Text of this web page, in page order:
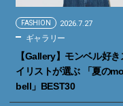
FASHION 2026.7.27
ギャラリー
【Gallery】モンベル好き
イリストが選ぶ 「夏の
bell」BEST30